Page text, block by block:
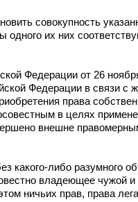
совокупность
одного их них
Федерации от 26
Федерации в связи с
права
в целях
внешне
какого-либо разумного
владеющее чужой
ничьих прав, права